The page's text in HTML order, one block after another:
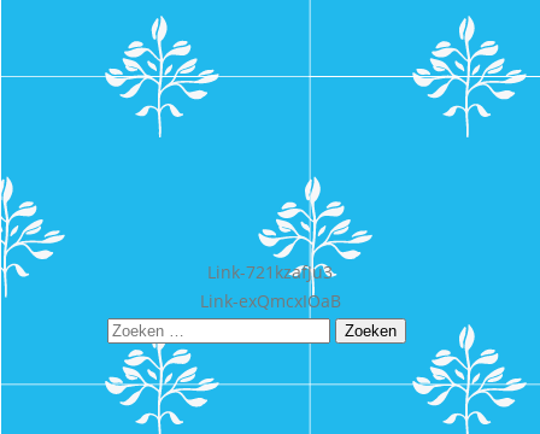
navigatie
Link-721kzafJu3
Link-exQmcxIOaB
Zoeken
naar: